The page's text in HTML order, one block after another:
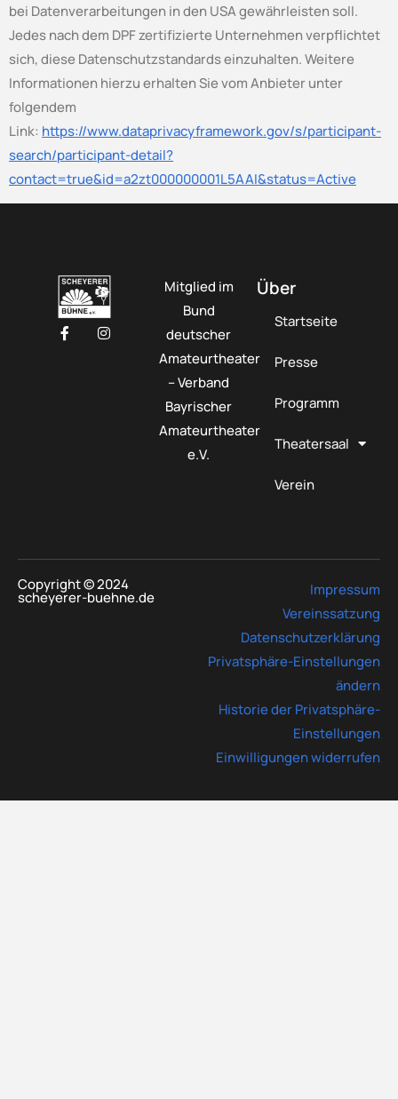
bei Datenverarbeitungen in den USA gewährleisten soll.
Jedes nach dem DPF zertifizierte Unternehmen verpflichtet
sich, diese Datenschutzstandards einzuhalten. Weitere
Informationen hierzu erhalten Sie vom Anbieter unter
folgendem
Link: https://www.dataprivacyframework.gov/s/participant-
search/participant-detail?
contact=true&id=a2zt000000001L5AAI&status=Active
Mitglied im
Bund
deutscher
Amateurtheater
– Verband
Bayrischer
Amateurtheater
e.V.
Über
Startseite
Presse
Programm
Theatersaal
Verein
Copyright © 2024
scheyerer-buehne.de
Impressum
Vereinssatzung
Datenschutzerklärung
Privatsphäre-Einstellungen
ändern
Historie der Privatsphäre-
Einstellungen
Einwilligungen widerrufen